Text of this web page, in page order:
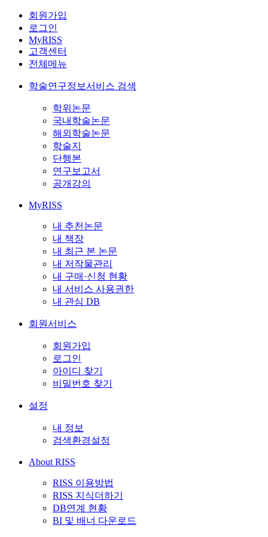
회원가입
로그인
MyRISS
고객센터
전체메뉴
학술연구정보서비스 검색
학위논문
국내학술논문
해외학술논문
학술지
단행본
연구보고서
공개강의
MyRISS
내 추천논문
내 책장
내 최근 본 논문
내 저작물관리
내 구매·신청 현황
내 서비스 사용권한
내 관심 DB
회원서비스
회원가입
로그인
아이디 찾기
비밀번호 찾기
설정
내 정보
검색환경설정
About RISS
RISS 이용방법
RISS 지식더하기
DB연계 현황
BI 및 배너 다운로드